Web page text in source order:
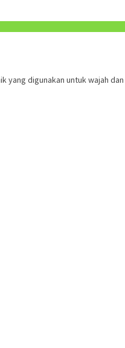
yang digunakan untuk wajah